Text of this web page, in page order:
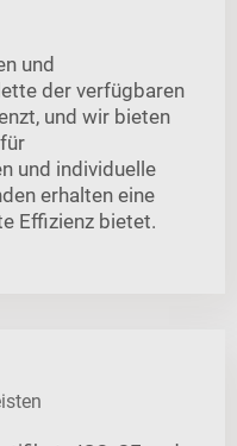
und
der verfügbaren
und wir bieten
und individuelle
erhalten eine
Effizienz bietet.